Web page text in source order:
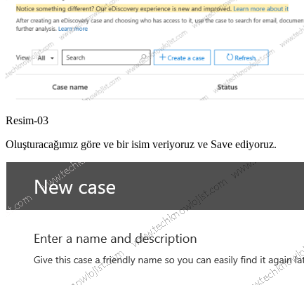
Resim-03
Oluşturacağımız göre ve bir isim veriyoruz ve Save ediyoruz.